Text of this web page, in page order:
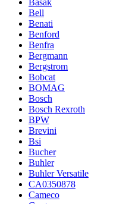
Basak
Bell
Benati
Benford
Benfra
Bergmann
Bergstrom
Bobcat
BOMAG
Bosch
Bosch Rexroth
BPW
Brevini
Bsi
Bucher
Buhler
Buhler Versatile
CA0350878
Cameco